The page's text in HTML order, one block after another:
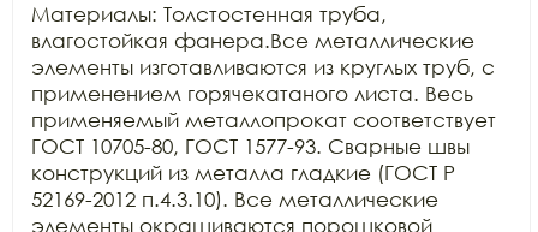
Материалы: Толстостенная труба,
влагостойкая фанера.Все металлические
элементы изготавливаются из круглых труб, с
применением горячекатаного листа. Весь
применяемый металлопрокат соответствует
ГОСТ 10705-80, ГОСТ 1577-93. Сварные швы
конструкций из металла гладкие (ГОСТ Р
52169-2012 п.4.3.10). Все металлические
элементы окрашиваются порошковой